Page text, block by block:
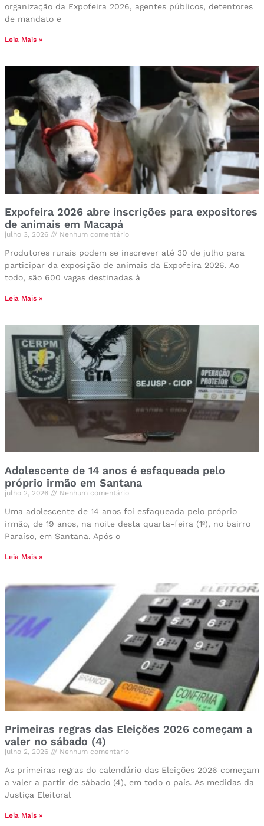
organização da Expofeira 2026, agentes públicos, detentores
de mandato e
Leia Mais »
Expofeira 2026 abre inscrições para expositores
de animais em Macapá
julho 3, 2026 Nenhum comentário
Produtores rurais podem se inscrever até 30 de julho para
participar da exposição de animais da Expofeira 2026. Ao
todo, são 600 vagas destinadas à
Leia Mais »
Adolescente de 14 anos é esfaqueada pelo
próprio irmão em Santana
julho 2, 2026 Nenhum comentário
Uma adolescente de 14 anos foi esfaqueada pelo próprio
irmão, de 19 anos, na noite desta quarta-feira (1º), no bairro
Paraíso, em Santana. Após o
Leia Mais »
Primeiras regras das Eleições 2026 começam a
valer no sábado (4)
julho 2, 2026 Nenhum comentário
As primeiras regras do calendário das Eleições 2026 começam
a valer a partir de sábado (4), em todo o país. As medidas da
Justiça Eleitoral
Leia Mais »